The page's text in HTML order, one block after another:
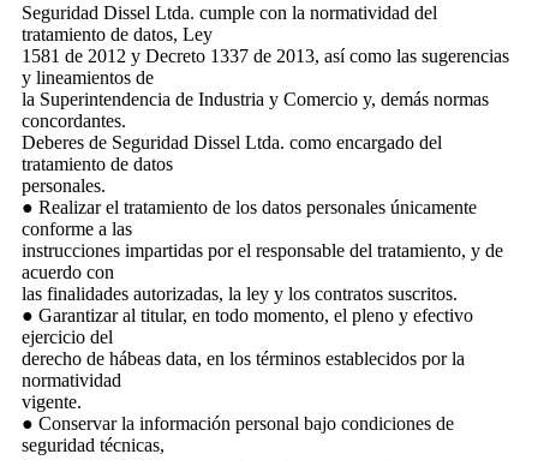
Seguridad Dissel Ltda. cumple con la normatividad del
tratamiento de datos, Ley
1581 de 2012 y Decreto 1337 de 2013, así como las sugerencias
y lineamientos de
la Superintendencia de Industria y Comercio y, demás normas
concordantes.
Deberes de Seguridad Dissel Ltda. como encargado del
tratamiento de datos
personales.
● Realizar el tratamiento de los datos personales únicamente
conforme a las
instrucciones impartidas por el responsable del tratamiento, y de
acuerdo con
las finalidades autorizadas, la ley y los contratos suscritos.
● Garantizar al titular, en todo momento, el pleno y efectivo
ejercicio del
derecho de hábeas data, en los términos establecidos por la
normatividad
vigente.
● Conservar la información personal bajo condiciones de
seguridad técnicas,